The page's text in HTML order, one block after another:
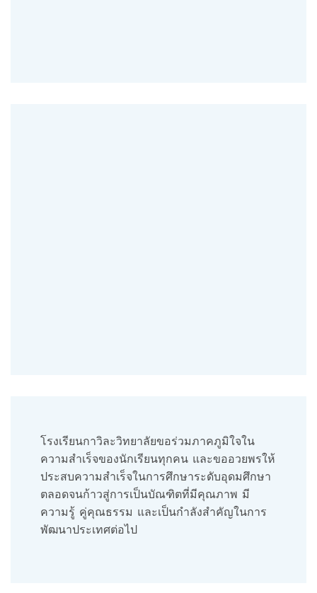
โรงเรียนกาวิละวิทยาลัยขอร่วมภาคภูมิใจใน
ความสำเร็จของนักเรียนทุกคน และขออวยพรให้
ประสบความสำเร็จในการศึกษาระดับอุดมศึกษา
ตลอดจนก้าวสู่การเป็นบัณฑิตที่มีคุณภาพ มี
ความรู้ คู่คุณธรรม และเป็นกำลังสำคัญในการ
พัฒนาประเทศต่อไป